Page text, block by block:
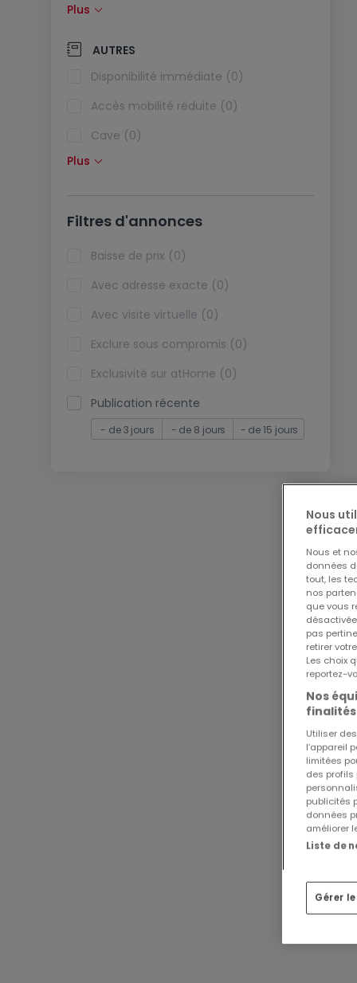
Panneaux solaires (0)
Pompe à chaleur (0)
Climatisation (0)
Fibre optique (0)
Plus
AUTRES
Disponibilité immédiate (0)
Accès mobilité réduite (0)
Cave (0)
Grenier (0)
Ascenseur (0)
Viager (0)
Biens de vacances (0)
Plus
Filtres d'annonces
Baisse de prix (0)
Avec adresse exacte (0)
Avec visite virtuelle (0)
Exclure sous compromis (0)
Exclusivité sur atHome (0)
Publication récente
- de 3 jours - de 8 jours - de 15 jours
Nous
Nous et
données
tout, les
nos
que vous
pas
retirer
Les choix
reportez-
Nos
Utiliser
l’appareil
limitées
des
publicités
données
améliorer
Liste de
Gérer